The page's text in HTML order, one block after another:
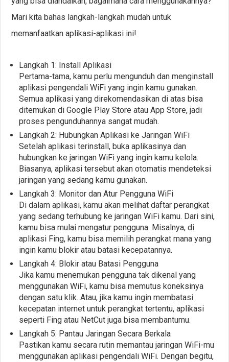
Mari kita bahas langkah-langkah mudah untuk
memanfaatkan aplikasi-aplikasi ini!
Langkah 1: Install Aplikasi
Pertama-tama, kamu perlu mengunduh dan menginstall
aplikasi pengendali WiFi yang ingin kamu gunakan.
Semua aplikasi yang direkomendasikan di atas bisa
ditemukan di Google Play Store atau App Store, jadi
proses pengunduhannya sangat mudah.
Langkah 2: Hubungkan Aplikasi ke Jaringan WiFi
Setelah aplikasi terinstall, buka aplikasinya dan
hubungkan ke jaringan WiFi yang ingin kamu kelola.
Biasanya, aplikasi tersebut akan otomatis mendeteksi
jaringan yang sedang kamu gunakan.
Langkah 3: Monitor dan Atur Pengguna WiFi
Di dalam aplikasi, kamu akan melihat daftar perangkat
yang sedang terhubung ke jaringan WiFi kamu. Dari sini,
kamu bisa mulai mengatur pengguna. Misalnya, di
aplikasi Fing, kamu bisa memilih perangkat mana yang
ingin kamu blokir atau batasi kecepatannya.
Langkah 4: Blokir atau Batasi Pengguna
Jika kamu menemukan pengguna tak dikenal yang
menggunakan WiFi, kamu bisa memutus koneksinya
dengan satu klik. Atau, jika kamu ingin membatasi
kecepatan internet untuk perangkat tertentu, aplikasi
seperti Fing atau NetCut juga bisa membantumu.
Langkah 5: Pantau Jaringan Secara Berkala
Pastikan kamu secara rutin memantau jaringan WiFi-mu
menggunakan aplikasi pengendali WiFi. Dengan begitu,